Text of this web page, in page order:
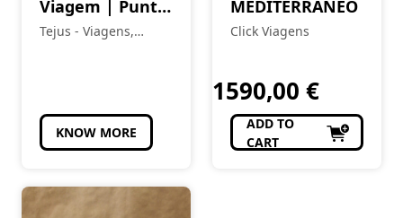
Viagem | Punta
Cana – Últimos
Tejus - Viagens,
KNOW MORE
MEDITERRÂNEO
Click Viagens
1590,00 €
ADD TO
CART